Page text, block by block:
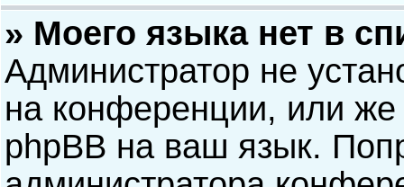
» Моего языка нет в
Администратор не
на конференции, или же
phpBB на ваш язык.